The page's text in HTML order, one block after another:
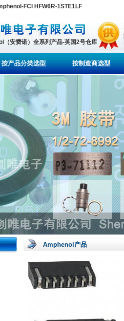
FCI HFW6R-1STE1LF
（安费诺）全系列产品-英国2号仓库
按产品分类选型 按制造商选型
Amphenol产品